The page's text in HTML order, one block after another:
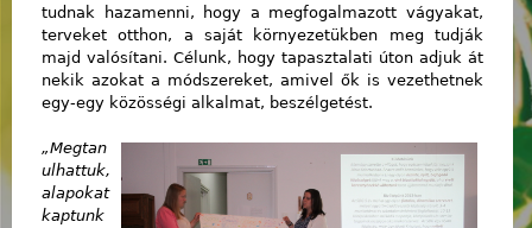
tudnak hazamenni, hogy a megfogalmazott vágyakat,
terveket otthon, a saját környezetükben meg tudják
majd valósítani. Célunk, hogy tapasztalati úton adjuk át
nekik azokat a módszereket, amivel ők is vezethetnek
egy-egy közösségi alkalmat, beszélgetést.
„Megtan
ulhattuk,
alapokat
kaptunk